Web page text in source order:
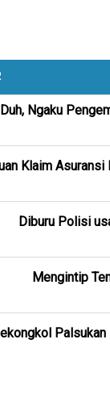
Duh, Ngaku
Klaim Asuransi
Diburu Polisi
Mengintip